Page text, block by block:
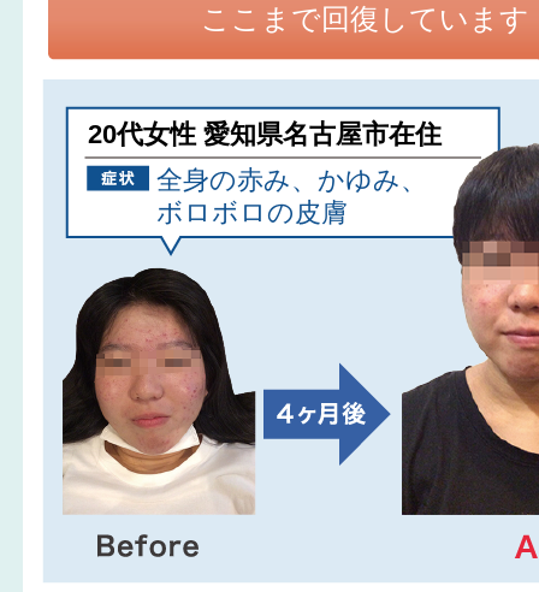
ここまで回復しています
20代女性 愛知県名古屋市在住
全身の赤み、かゆみ、
ボロボロの皮膚